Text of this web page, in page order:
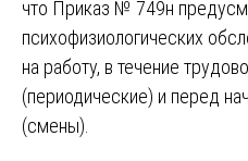
что Приказ № 749н
психофизиологических
на работу, в течение
(периодические) и перед
(смены).